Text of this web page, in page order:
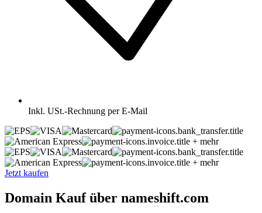
Inkl. USt.-Rechnung per E-Mail
+ mehr
+ mehr
Jetzt kaufen
Domain Kauf über nameshift.com